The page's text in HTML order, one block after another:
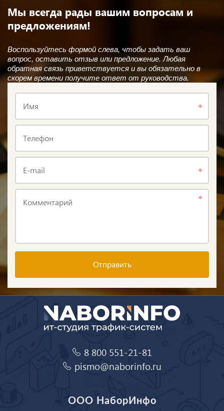
Мы всегда рады вашим вопросам и
предложениям!
Воспользуйтесь формой слева, чтобы задать ваш
вопрос, оставить отзыв или предложение. Любая
обратная связь приветствуется и вы обязательно в
скорем времени получите ответ от руководства.
Имя
Телефон
E-mail
Комментарий
Отправить
8 800 551-21-81
pismo@naborinfo.ru
ООО НаборИнфо